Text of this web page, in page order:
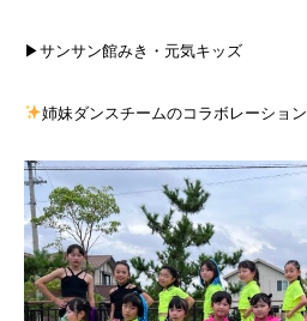
▶︎サンサン館みき・元気キッズ
姉妹ダンスチームのコラボレーション